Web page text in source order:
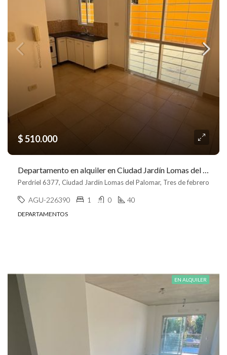
$ 510.000
Departamento en alquiler en Ciudad Jardín Lomas del Palomar
Perdriel 6377, Ciudad Jardín Lomas del Palomar, Tres de febrero
AGU-226390 1 0 40
DEPARTAMENTOS
EN ALQUILER